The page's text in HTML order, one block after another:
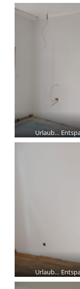
Urlaub…
Urlaub…